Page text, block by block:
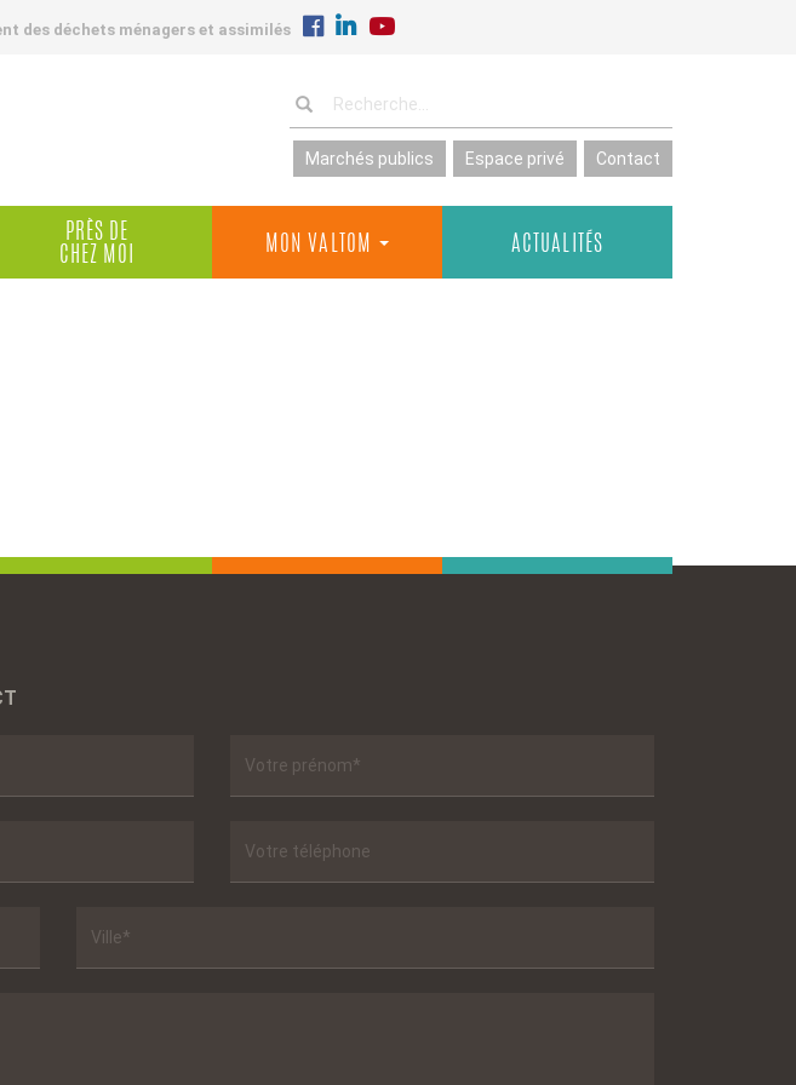
des déchets ménagers et assimilés
Marchés publics Espace privé Contact
PRÈS DE
CHEZ MOI
MON VALTOM ACTUALITÉS